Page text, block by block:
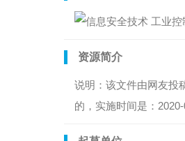
资源简介
说明：该文件由网友投
的，实施时间是：